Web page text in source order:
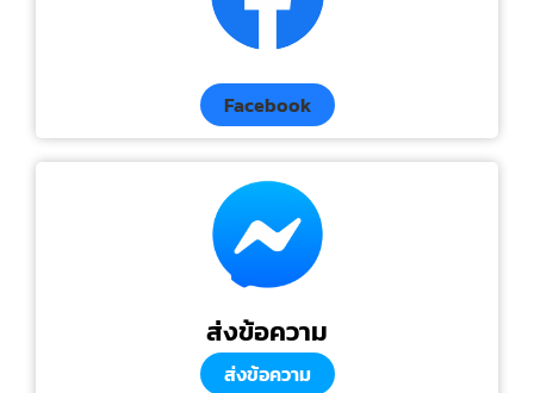
Facebook
ส่งข้อความ
ส่งข้อความ